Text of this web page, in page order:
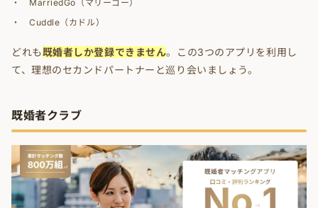
MarriedGo（マリーゴー）
Cuddle（カドル）
どれも既婚者しか登録できません。この3つのアプリを利用し
て、理想のセカンドパートナーと巡り会いましょう。
既婚者クラブ